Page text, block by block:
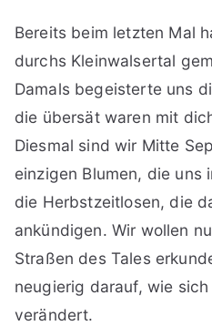
Bereits beim letzten Mal
durchs Kleinwalsertal
Damals begeisterte uns
die übersät waren mit
Diesmal sind wir Mitte
einzigen Blumen, die uns
die Herbstzeitlosen, die
ankündigen. Wir wollen
Straßen des Tales
neugierig darauf, wie
verändert.